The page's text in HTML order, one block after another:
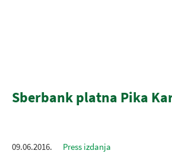
Sberbank platna Pika
09.06.2016. Press izdanja